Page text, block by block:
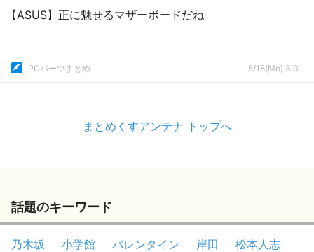
【ASUS】正に魅せるマザーボードだね
PCパーツまとめ 5/18(Mo) 3:01
まとめくすアンテナ トップへ
話題のキーワード
乃木坂 小学館 バレンタイン 岸田
松本人志